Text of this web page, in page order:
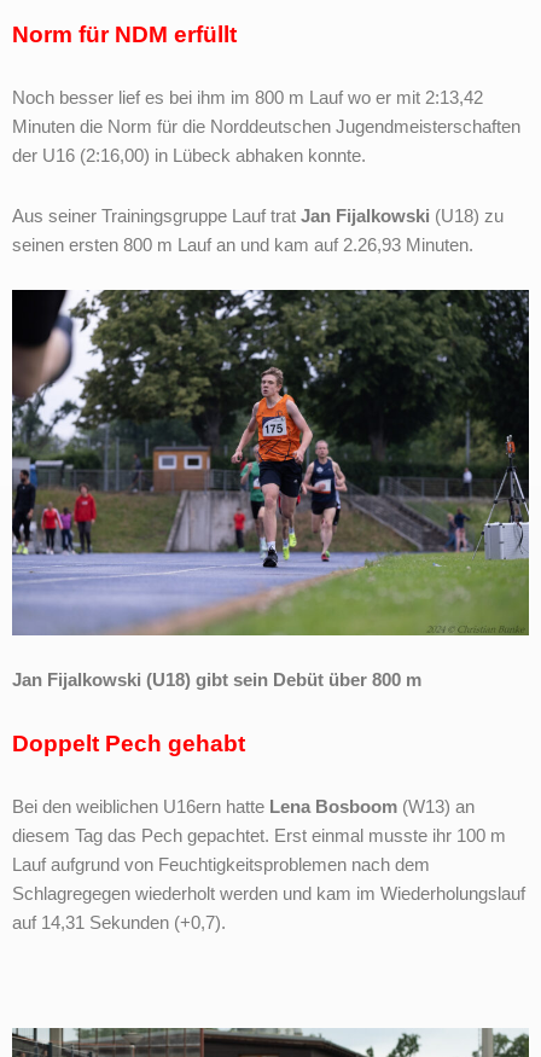
Norm für NDM erfüllt
Noch besser lief es bei ihm im 800 m Lauf wo er mit 2:13,42
Minuten die Norm für die Norddeutschen Jugendmeisterschaften
der U16 (2:16,00) in Lübeck abhaken konnte.
Aus seiner Trainingsgruppe Lauf trat Jan Fijalkowski (U18) zu
seinen ersten 800 m Lauf an und kam auf 2.26,93 Minuten.
Jan Fijalkowski (U18) gibt sein Debüt über 800 m
Doppelt Pech gehabt
Bei den weiblichen U16ern hatte Lena Bosboom (W13) an
diesem Tag das Pech gepachtet. Erst einmal musste ihr 100 m
Lauf aufgrund von Feuchtigkeitsproblemen nach dem
Schlagregegen wiederholt werden und kam im Wiederholungslauf
auf 14,31 Sekunden (+0,7).